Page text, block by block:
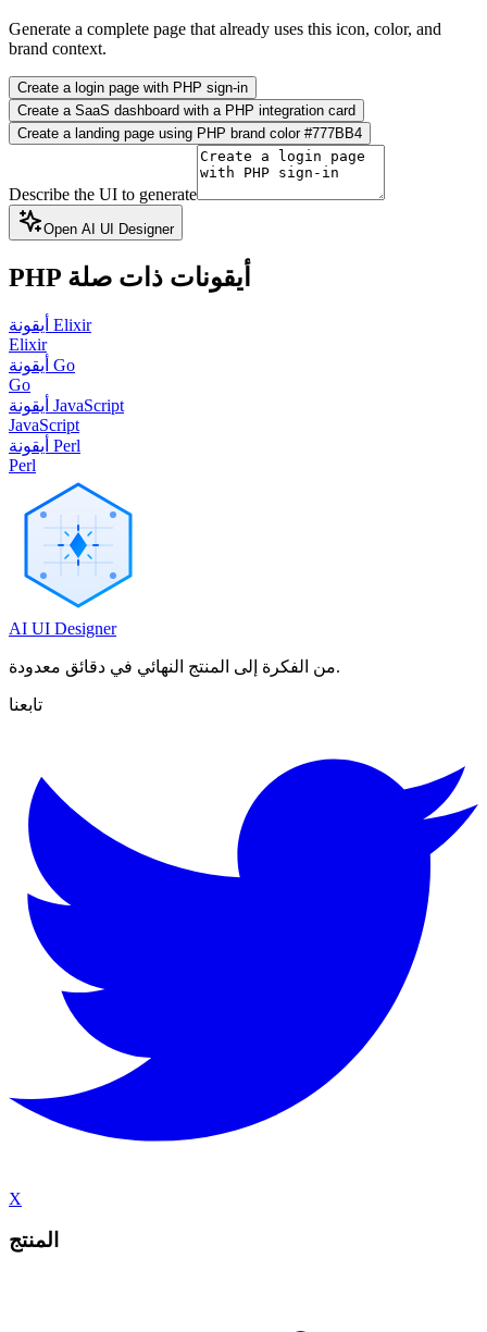
Generate a complete page that already uses this icon, color, and
brand context.
Create a login page with PHP sign-in
Create a SaaS dashboard with a PHP integration card
Create a landing page using PHP brand color #777BB4
Describe the UI to generate
Open AI UI Designer
PHP أيقونات ذات صلة
أيقونة Elixir
Elixir
أيقونة Go
Go
أيقونة JavaScript
JavaScript
أيقونة Perl
Perl
AI UI Designer
من الفكرة إلى المنتج النهائي في دقائق معدودة.
تابعنا
X
المنتج